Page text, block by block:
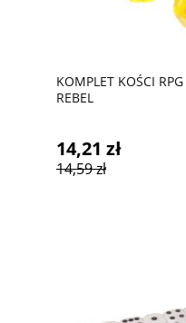
KOMPLET KOŚCI
REBEL
14,21 zł
14,59 zł